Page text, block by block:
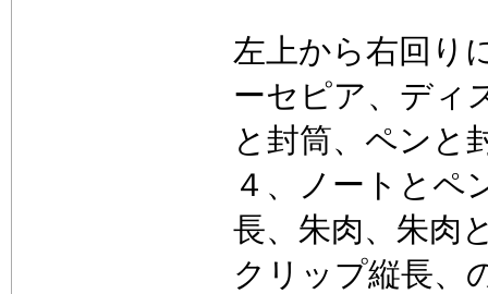
左上から右回り
ーセピア、ディ
と封筒、ペンと
４、ノートとペ
長、朱肉、朱肉
クリップ縦長、